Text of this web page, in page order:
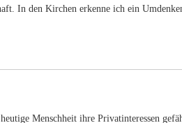
In den Kirchen erkenne ich ein
Menschheit ihre Privatinteressen